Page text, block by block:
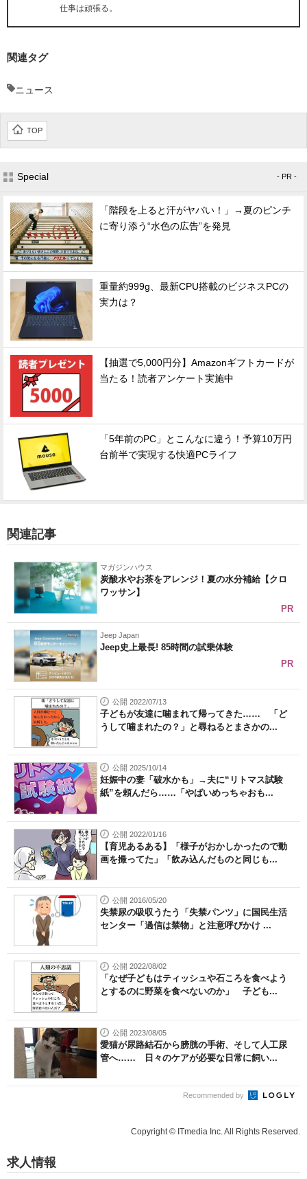
仕事は頑張る。
関連タグ
ニュース
TOP
Special - PR -
「階段を上ると汗がヤバい！」→夏のピンチ
に寄り添う“水色の広告”を発見
重量約999g、最新CPU搭載のビジネスPCの
実力は？
【抽選で5,000円分】Amazonギフトカードが
当たる！読者アンケート実施中
「5年前のPC」とこんなに違う！予算10万円
台前半で実現する快適PCライフ
関連記事
マガジンハウス
炭酸水やお茶をアレンジ！夏の水分補給【クロ
ワッサン】
PR
Jeep Japan
Jeep史上最長! 85時間の試乗体験
PR
公開 2022/07/13
子どもが友達に噛まれて帰ってきた…… 「ど
うして噛まれたの？」と尋ねるとまさかの...
公開 2025/10/14
妊娠中の妻「破水かも」→夫に“リトマス試験
紙”を頼んだら……「やばいめっちゃおも...
公開 2022/01/16
【育児あるある】「様子がおかしかったので動
画を撮ってた」「飲み込んだものと同じも...
公開 2016/05/20
失禁尿の吸収うたう「失禁パンツ」に国民生活
センター「過信は禁物」と注意呼びかけ ...
公開 2022/08/02
「なぜ子どもはティッシュや石ころを食べよう
とするのに野菜を食べないのか」 子ども...
公開 2023/08/05
愛猫が尿路結石から膀胱の手術、そして人工尿
管へ…… 日々のケアが必要な日常に飼い...
Recommended by
Copyright © ITmedia Inc. All Rights Reserved.
求人情報